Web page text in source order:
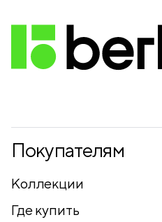
Покупателям
Коллекции
Где купить